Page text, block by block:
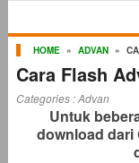
HOME » ADVAN »
Cara Flash
Categories :Advan
Untuk
download dari